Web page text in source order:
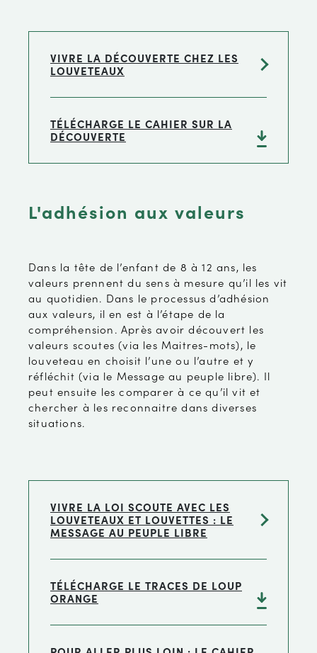
VIVRE LA DÉCOUVERTE CHEZ LES
LOUVETEAUX
TÉLÉCHARGE LE CAHIER SUR LA
DÉCOUVERTE
L'adhésion aux valeurs
Dans la tête de l’enfant de 8 à 12 ans, les
valeurs prennent du sens à mesure qu’il les vit
au quotidien. Dans le processus d’adhésion
aux valeurs, il en est à l’étape de la
compréhension. Après avoir découvert les
valeurs scoutes (via les Maitres-mots), le
louveteau en choisit l’une ou l’autre et y
réfléchit (via le Message au peuple libre). Il
peut ensuite les comparer à ce qu’il vit et
chercher à les reconnaitre dans diverses
situations.
VIVRE LA LOI SCOUTE AVEC LES
LOUVETEAUX ET LOUVETTES : LE
MESSAGE AU PEUPLE LIBRE
TÉLÉCHARGE LE TRACES DE LOUP
ORANGE